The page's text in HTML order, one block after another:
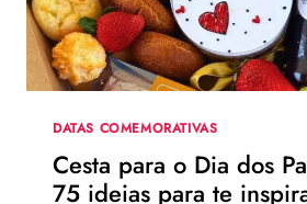
FRASES
EMOCIONANTES
PARA
HOMENAGEAR
DATA
DATAS COMEMORATIVAS
Cesta para o Dia dos
75 ideias para te